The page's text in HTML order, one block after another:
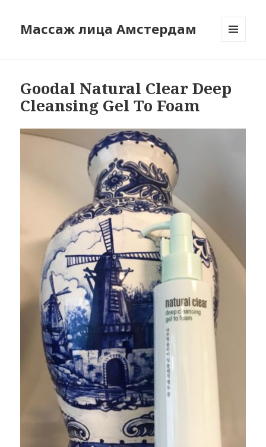
Массаж лица Амстердам
Goodal Natural Clear Deep
Cleansing Gel To Foam